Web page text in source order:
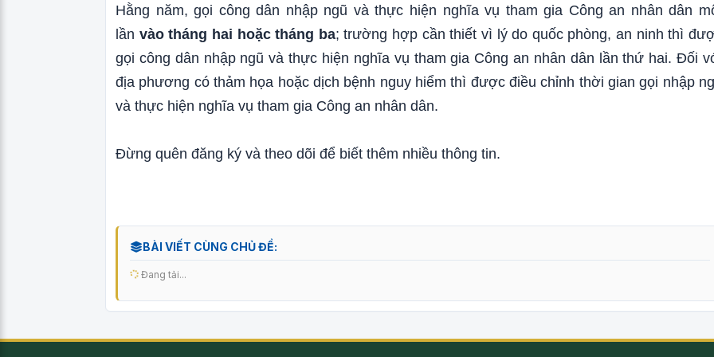
Hằng năm, gọi công dân nhập ngũ và thực hiện nghĩa vụ tham gia Công an nhân dân
lần vào tháng hai hoặc tháng ba; trường hợp cần thiết vì lý do quốc phòng, an ninh thì
gọi công dân nhập ngũ và thực hiện nghĩa vụ tham gia Công an nhân dân lần thứ hai. Đối
địa phương có thảm họa hoặc dịch bệnh nguy hiểm thì được điều chỉnh thời gian gọi nhập
và thực hiện nghĩa vụ tham gia Công an nhân dân.
Đừng quên đăng ký và theo dõi để biết thêm nhiều thông tin.
BÀI VIẾT CÙNG CHỦ ĐỀ:
Đang tải...